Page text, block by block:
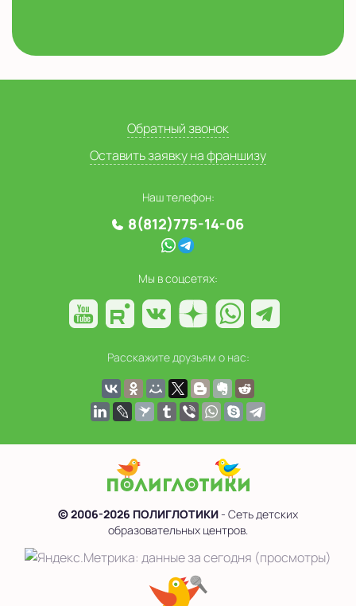
Обратный звонок
Оставить заявку на франшизу
Наш телефон:
8(812)775-14-06
Мы в соцсетях:
Расскажите друзьям о нас:
© 2006-2026 ПОЛИГЛОТИКИ- Сеть детских
образовательных центров.